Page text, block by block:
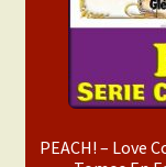
PEACH! – Love